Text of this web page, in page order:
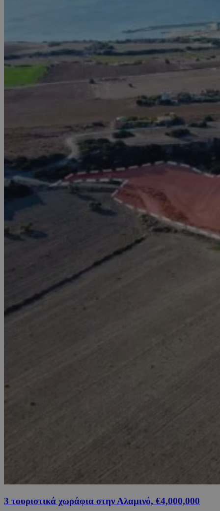
3 τουριστικά χωράφια στην Αλαμινό, €4,000,000